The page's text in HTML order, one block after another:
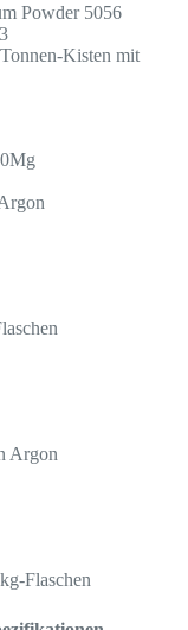
Powder 5056
Kisten mit
Argon
Flaschen